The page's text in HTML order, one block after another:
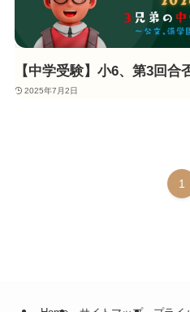
【中学受験】小6、第3回合
2025年7月2日
1